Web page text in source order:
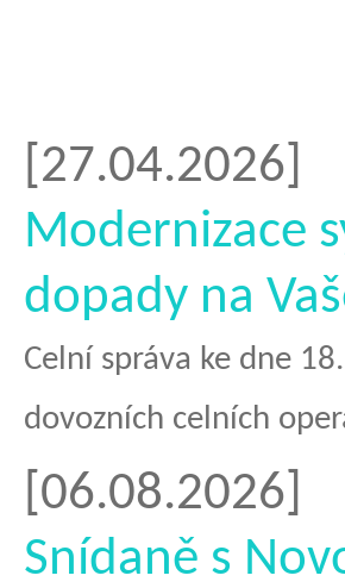
[27.04.2026]
Modernizace
dopady na
Celní správa ke dne
dovozních celních
[06.08.2026]
Snídaně s